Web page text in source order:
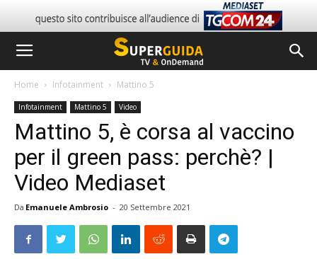
Home Infotainment Mattino 5
Infotainment Mattino 5 Video
Mattino 5, è corsa al vaccino
per il green pass: perchè? |
Video Mediaset
Da Emanuele Ambrosio - 20 Settembre 2021